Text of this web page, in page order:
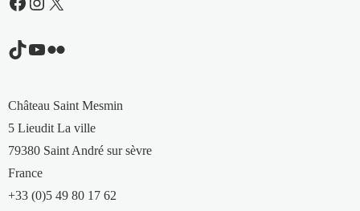
TikTok
YouTube
Flickr
Château Saint Mesmin
5 Lieudit La ville
79380 Saint André sur sèvre
France
+33 (0)5 49 80 17 62